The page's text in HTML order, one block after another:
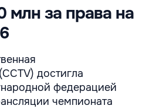
млн за права на
достигла
федерацией
чемпионата